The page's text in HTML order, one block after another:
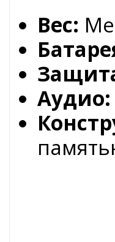
Вес:
Аудио: